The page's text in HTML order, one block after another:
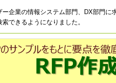
企業の情報システム部門、DX部門に
できるようになりました。